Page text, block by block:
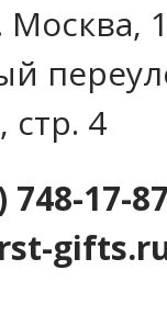
Москва,
стр. 4
748-17-